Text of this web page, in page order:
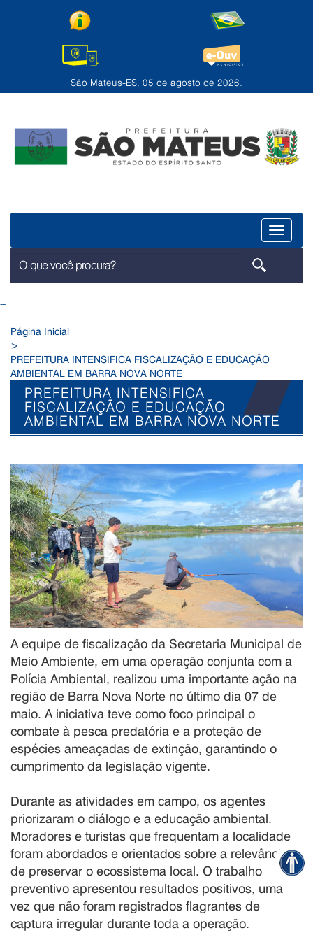
São Mateus-ES, 05 de agosto de 2026.
Menu
--
Página Inicial
>
PREFEITURA INTENSIFICA FISCALIZAÇÃO E EDUCAÇÃO
AMBIENTAL EM BARRA NOVA NORTE
PREFEITURA INTENSIFICA
FISCALIZAÇÃO E EDUCAÇÃO
AMBIENTAL EM BARRA NOVA NORTE
A equipe de fiscalização da Secretaria Municipal de
Meio Ambiente, em uma operação conjunta com a
Polícia Ambiental, realizou uma importante ação na
região de Barra Nova Norte no último dia 07 de
maio. A iniciativa teve como foco principal o
combate à pesca predatória e a proteção de
espécies ameaçadas de extinção, garantindo o
cumprimento da legislação vigente.
Durante as atividades em campo, os agentes
priorizaram o diálogo e a educação ambiental.
Moradores e turistas que frequentam a localidade
foram abordados e orientados sobre a relevância
de preservar o ecossistema local. O trabalho
preventivo apresentou resultados positivos, uma
vez que não foram registrados flagrantes de
captura irregular durante toda a operação.